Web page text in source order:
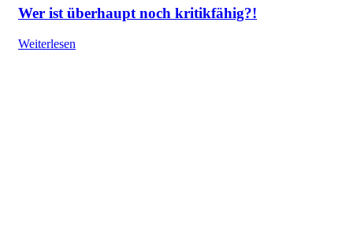
Wer ist überhaupt noch kritikfähig?!
Weiterlesen